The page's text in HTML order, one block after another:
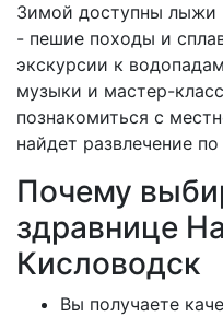
Зимой доступны лыжи
- пешие походы и
экскурсии к
музыки и мастер-
познакомиться с
найдет развлечение
Почему
здравнице
Кисловодск
Вы получаете